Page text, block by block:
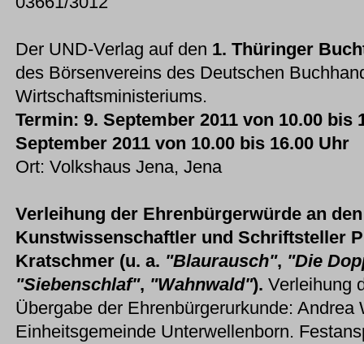
Der UND-Verlag auf den 1. Thüringer
des Börsenvereins des Deutschen
Wirtschaftsministeriums.
Termin: 9. September 2011 von 10.00 bis
September 2011 von 10.00 bis 16.00 Uhr
Ort: Volkshaus Jena, Jena
Verleihung der Ehrenbürgerwürde an
Kunstwissenschaftler und Schriftsteller
Kratschmer (u. a. "Blaurausch", "Die
"Siebenschlaf", "Wahnwald"). Verleihung
Übergabe der Ehrenbürgerurkunde:
Einheitsgemeinde Unterwellenborn.